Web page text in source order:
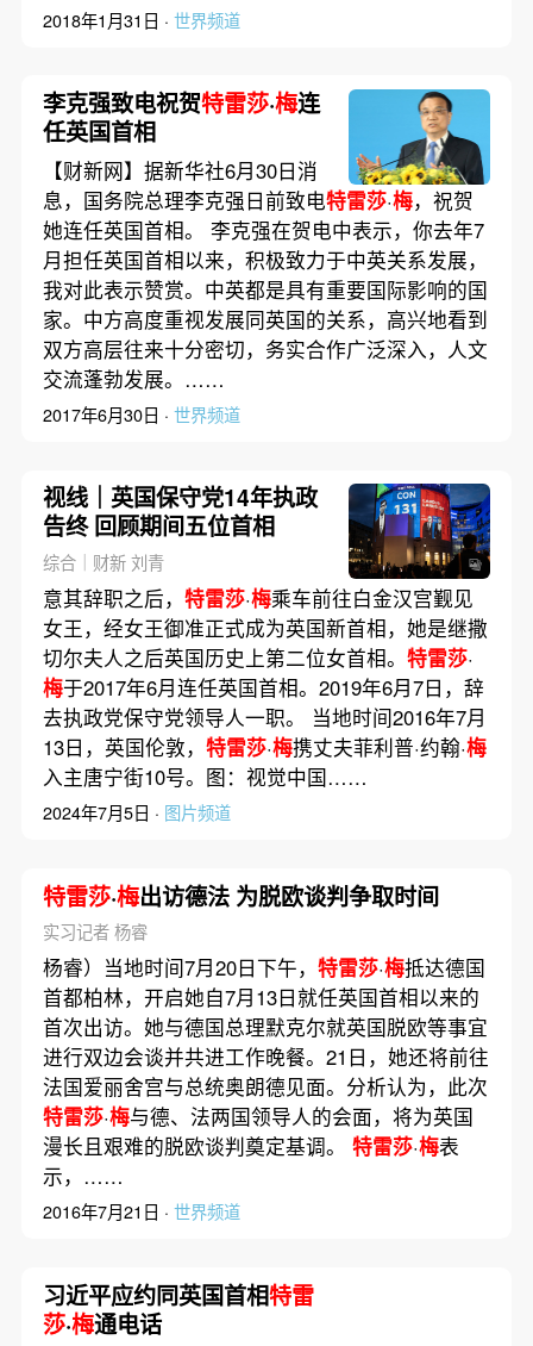
2018年1月31日 · 世界频道
李克强致电祝贺特雷莎·梅连
任英国首相
【财新网】据新华社6月30日消
息，国务院总理李克强日前致电特雷莎·梅，祝贺
她连任英国首相。 李克强在贺电中表示，你去年7
月担任英国首相以来，积极致力于中英关系发展，
我对此表示赞赏。中英都是具有重要国际影响的国
家。中方高度重视发展同英国的关系，高兴地看到
双方高层往来十分密切，务实合作广泛深入，人文
交流蓬勃发展。……
2017年6月30日 · 世界频道
视线｜英国保守党14年执政
告终 回顾期间五位首相
综合｜财新 刘青
意其辞职之后， 特雷莎·梅乘车前往白金汉宫觐见
女王，经女王御准正式成为英国新首相，她是继撒
切尔夫人之后英国历史上第二位女首相。 特雷莎·
梅于2017年6月连任英国首相。2019年6月7日，辞
去执政党保守党领导人一职。 当地时间2016年7月
13日，英国伦敦， 特雷莎·梅携丈夫菲利普·约翰·梅
入主唐宁街10号。图：视觉中国……
2024年7月5日 · 图片频道
特雷莎·梅出访德法 为脱欧谈判争取时间
实习记者 杨睿
杨睿）当地时间7月20日下午， 特雷莎·梅抵达德国
首都柏林，开启她自7月13日就任英国首相以来的
首次出访。她与德国总理默克尔就英国脱欧等事宜
进行双边会谈并共进工作晚餐。21日，她还将前往
法国爱丽舍宫与总统奥朗德见面。分析认为，此次
特雷莎·梅与德、法两国领导人的会面，将为英国
漫长且艰难的脱欧谈判奠定基调。 特雷莎·梅表
示，……
2016年7月21日 · 世界频道
习近平应约同英国首相特雷
莎·梅通电话